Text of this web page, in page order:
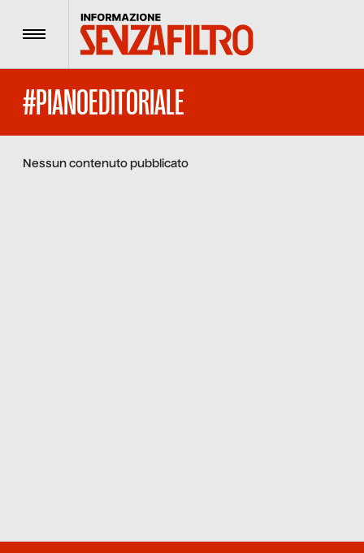
Menu
#PIANOEDITORIALE
Nessun contenuto pubblicato